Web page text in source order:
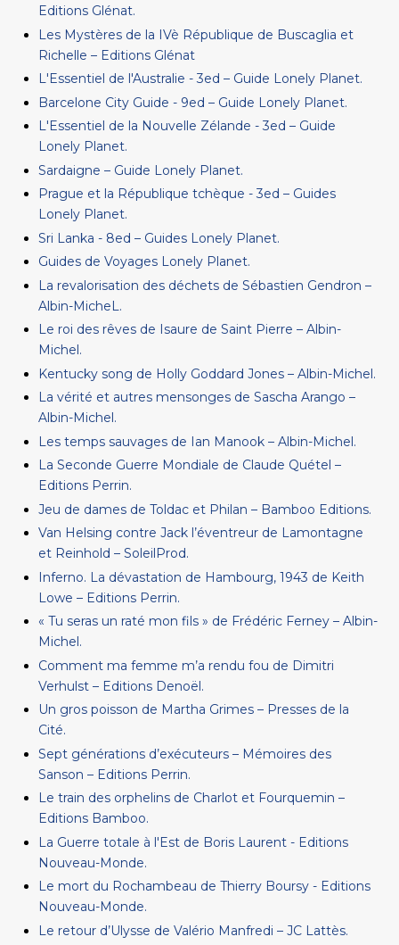
Editions Glénat.
Les Mystères de la IVè République de Buscaglia et
Richelle – Editions Glénat
L'Essentiel de l'Australie - 3ed – Guide Lonely Planet.
Barcelone City Guide - 9ed – Guide Lonely Planet.
L'Essentiel de la Nouvelle Zélande - 3ed – Guide
Lonely Planet.
Sardaigne – Guide Lonely Planet.
Prague et la République tchèque - 3ed – Guides
Lonely Planet.
Sri Lanka - 8ed – Guides Lonely Planet.
Guides de Voyages Lonely Planet.
La revalorisation des déchets de Sébastien Gendron –
Albin-MicheL.
Le roi des rêves de Isaure de Saint Pierre – Albin-
Michel.
Kentucky song de Holly Goddard Jones – Albin-Michel.
La vérité et autres mensonges de Sascha Arango –
Albin-Michel.
Les temps sauvages de Ian Manook – Albin-Michel.
La Seconde Guerre Mondiale de Claude Quétel –
Editions Perrin.
Jeu de dames de Toldac et Philan – Bamboo Editions.
Van Helsing contre Jack l’éventreur de Lamontagne
et Reinhold – SoleilProd.
Inferno. La dévastation de Hambourg, 1943 de Keith
Lowe – Editions Perrin.
« Tu seras un raté mon fils » de Frédéric Ferney – Albin-
Michel.
Comment ma femme m’a rendu fou de Dimitri
Verhulst – Editions Denoël.
Un gros poisson de Martha Grimes – Presses de la
Cité.
Sept générations d’exécuteurs – Mémoires des
Sanson – Editions Perrin.
Le train des orphelins de Charlot et Fourquemin –
Editions Bamboo.
La Guerre totale à l'Est de Boris Laurent - Editions
Nouveau-Monde.
Le mort du Rochambeau de Thierry Boursy - Editions
Nouveau-Monde.
Le retour d’Ulysse de Valério Manfredi – JC Lattès.